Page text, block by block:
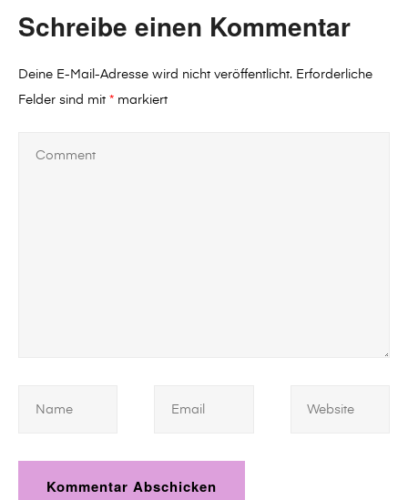
Schreibe einen Kommentar
Deine E-Mail-Adresse wird nicht veröffentlicht. Erforderliche
Felder sind mit * markiert